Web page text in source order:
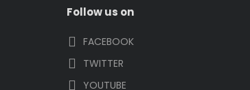
Follow us on
FACEBOOK
TWITTER
YOUTUBE